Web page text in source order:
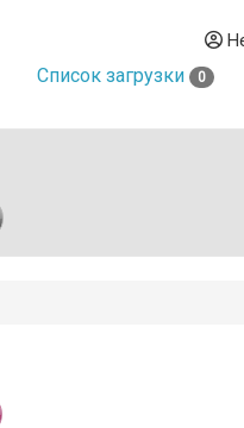
Список загрузки 0